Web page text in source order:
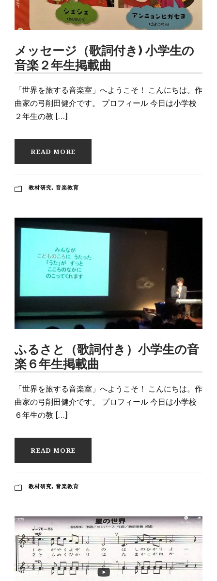
メッセージ（歌詞付き) 小学生の
音楽２年生掲載曲
「世界を旅する音楽室」へようこそ！ こんにちは。作
曲家の弓削田健介です。 プロフィール 今日は小学校
２年生の教 […]
READ MORE
教材研究, 音楽教育
ふるさと（歌詞付き）小学生の音
楽６年生掲載曲
「世界を旅する音楽室」へようこそ！ こんにちは。作
曲家の弓削田健介です。 プロフィール 今日は小学校
６年生の教 […]
READ MORE
教材研究, 音楽教育